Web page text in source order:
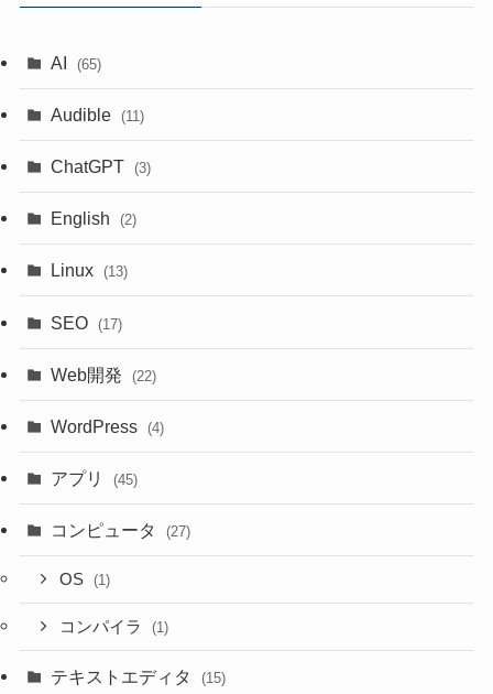
AI (65)
Audible (11)
ChatGPT (3)
English (2)
Linux (13)
SEO (17)
Web開発 (22)
WordPress (4)
アプリ (45)
コンピュータ (27)
OS (1)
コンパイラ (1)
テキストエディタ (15)